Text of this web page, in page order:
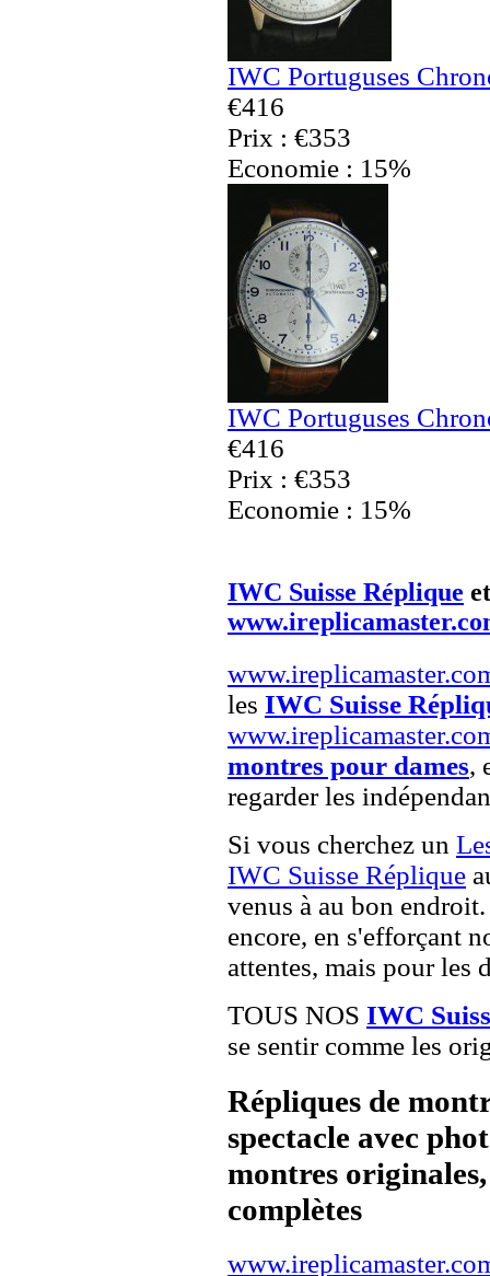
IWC Portuguses
€416
Prix : €353
Economie : 15%
IWC Portuguses
€416
Prix : €353
Economie : 15%
IWC Suisse Réplique
les IWC Suisse
montres pour dames,
regarder les
Si vous cherchez un
IWC Suisse Réplique
venus à au bon
encore, en s'efforçant
attentes, mais pour les
TOUS NOS IWC
se sentir comme les
Répliques de
spectacle avec
montres
complètes